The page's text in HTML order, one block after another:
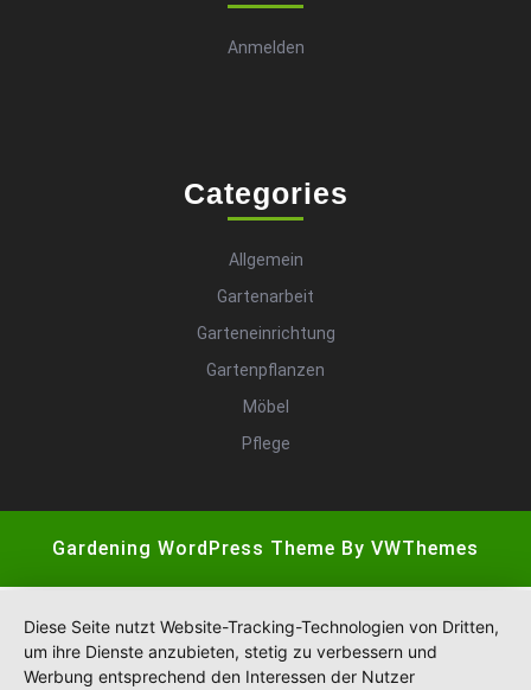
Anmelden
Categories
Allgemein
Gartenarbeit
Garteneinrichtung
Gartenpflanzen
Möbel
Pflege
Gardening WordPress Theme By VWThemes
Diese Seite nutzt Website-Tracking-Technologien von Dritten,
um ihre Dienste anzubieten, stetig zu verbessern und
Werbung entsprechend den Interessen der Nutzer